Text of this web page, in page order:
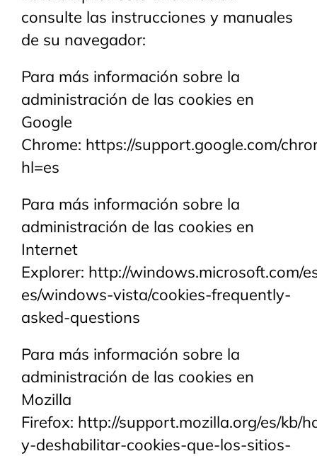
consulte las instrucciones y manuales
de su navegador:
Para más información sobre la
administración de las cookies en
Google
Chrome: https://support.google.com/
hl=es
Para más información sobre la
administración de las cookies en
Internet
Explorer: http://windows.microsoft.com/
es/windows-vista/cookies-frequently-
asked-questions
Para más información sobre la
administración de las cookies en
Mozilla
Firefox: http://support.mozilla.org/es/kb/
y-deshabilitar-cookies-que-los-sitios-